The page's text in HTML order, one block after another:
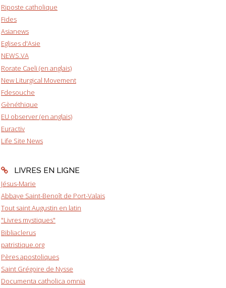
Riposte catholique
Fides
Asianews
Eglises d'Asie
NEWS.VA
Rorate Caeli (en anglais)
New Liturgical Movement
Fdesouche
Gènéthique
EU observer (en anglais)
Euractiv
Life Site News
LIVRES EN LIGNE
Jésus-Marie
Abbaye Saint-Benoît de Port-Valais
Tout saint Augustin en latin
"Livres mystiques"
Bibliaclerus
patristique.org
Pères apostoliques
Saint Grégoire de Nysse
Documenta catholica omnia